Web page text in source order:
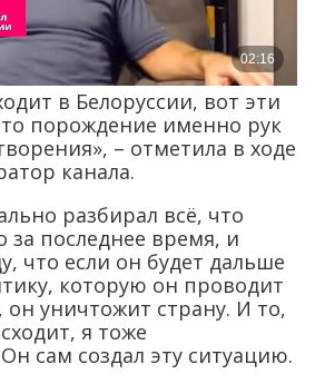
в Белоруссии, вот эти
порождение именно рук
– отметила в ходе
канала.
разбирал всё, что
за последнее время, и
что если он будет дальше
которую он проводит
он уничтожит страну. И то,
я тоже
сам создал эту ситуацию.